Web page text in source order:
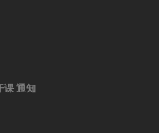
课通知